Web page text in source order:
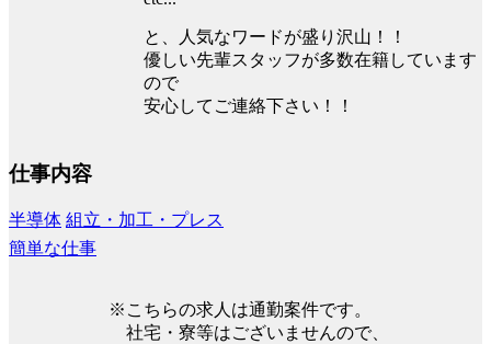
と、人気なワードが盛り沢山！！
優しい先輩スタッフが多数在籍しています
ので
安心してご連絡下さい！！
仕事内容
半導体 組立・加工・プレス
簡単な仕事
※こちらの求人は通勤案件です。
社宅・寮等はございませんので、